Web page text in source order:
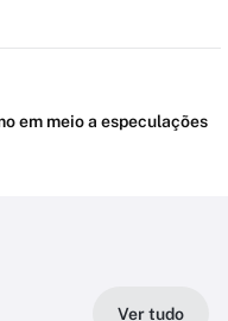
em meio a especulações
Ver tudo